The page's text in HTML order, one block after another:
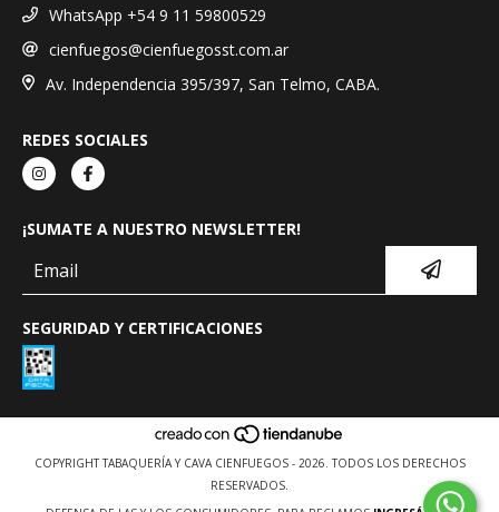
WhatsApp +54 9 11 59800529
cienfuegos@cienfuegosst.com.ar
Av. Independencia 395/397, San Telmo, CABA.
REDES SOCIALES
¡SUMATE A NUESTRO NEWSLETTER!
SEGURIDAD Y CERTIFICACIONES
COPYRIGHT TABAQUERÍA Y CAVA CIENFUEGOS - 2026. TODOS LOS DERECHOS
RESERVADOS.